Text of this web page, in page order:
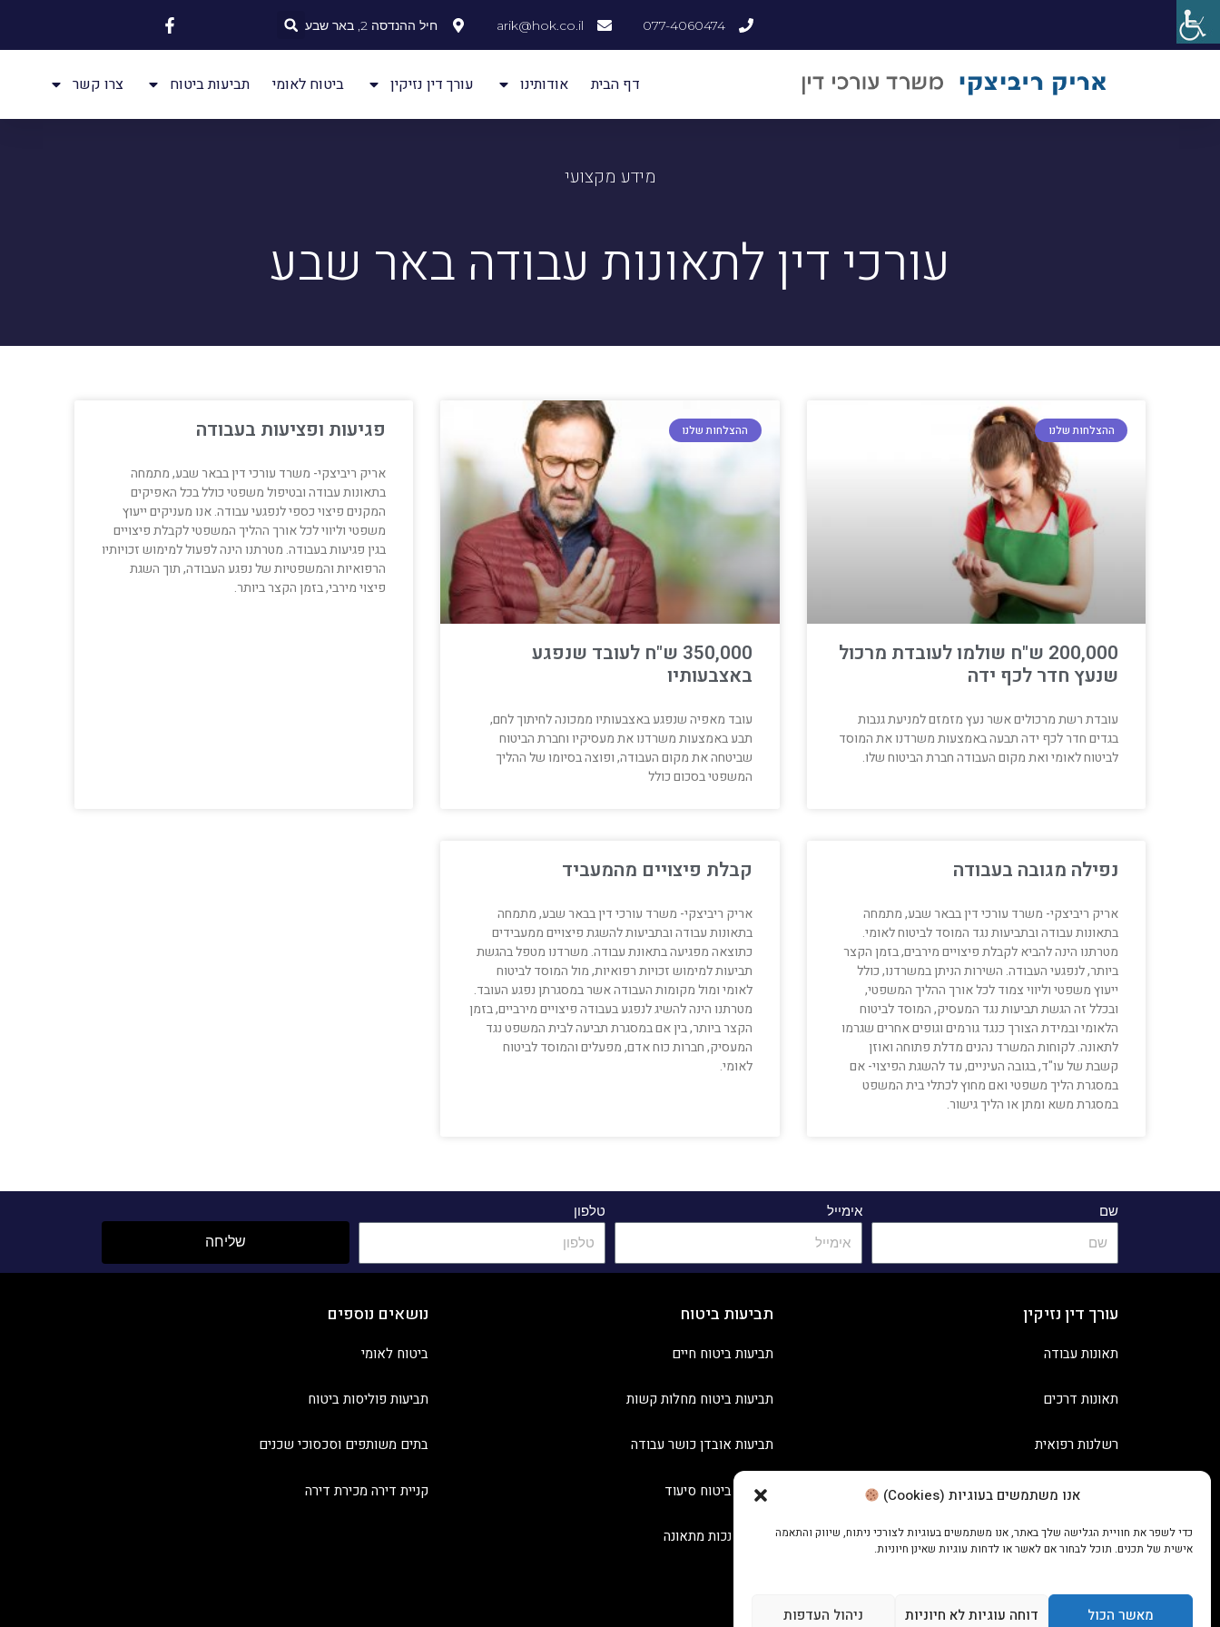
אנו משתמשים בעוגיות (Cookies)
כדי לשפר את חוויית הגלישה שלך באתר, אנו משתמשים בעוגיות לצורכי ניתוח, שיווק והתאמה
אישית של תכנים. תוכל לבחור אם לאשר או לדחות עוגיות שאינן חיוניות.
מאשר הכול דוחה עוגיות לא חיוניות ניהול העדפות
077-4060474
arik@hok.co.il חיל ההנדסה 2, באר שבע
דף הבית אודותינו עורך דין נזיקין ביטוח לאומי תביעות ביטוח צרו קשר
מידע מקצועי
עורכי דין לתאונות עבודה באר שבע
ההצלחות שלנו
200,000 ש"ח שולמו לעובדת מרכול
שנעץ חדר לכף ידה
עובדת רשת מרכולים אשר נעץ מזמזם למניעת גנבות
בגדים חדר לכף ידה תבעה באמצעות משרדנו את המוסד
לביטוח לאומי ואת מקום העבודה חברת הביטוח שלו.
ההצלחות שלנו
350,000 ש"ח לעובד שנפגע
באצבעותיו
עובד מאפיה שנפגע באצבעותיו ממכונה לחיתוך לחם,
תבע באמצעות משרדנו את מעסיקיו וחברת הביטוח
שביטחה את מקום העבודה, ופוצה בסיומו של ההליך
המשפטי בסכום כולל
פגיעות ופציעות בעבודה
אריק ריביצקי- משרד עורכי דין בבאר שבע, מתמחה
בתאונות עבודה ובטיפול משפטי כולל בכל האפיקים
המקנים פיצוי כספי לנפגעי עבודה. אנו מעניקים ייעוץ
משפטי וליווי לכל אורך ההליך המשפטי לקבלת פיצויים
בגין פגיעות בעבודה. מטרתנו הינה לפעול למימוש זכויותיו
הרפואיות והמשפטיות של נפגע העבודה, תוך השגת
פיצוי מירבי, בזמן הקצר ביותר.
נפילה מגובה בעבודה
אריק ריביצקי- משרד עורכי דין בבאר שבע, מתמחה
בתאונות עבודה ובתביעות נגד המוסד לביטוח לאומי.
מטרתנו הינה להביא לקבלת פיצויים מירבים, בזמן הקצר
ביותר, לנפגעי העבודה. השירות הניתן במשרדנו, כולל
ייעוץ משפטי וליווי צמוד לכל אורך ההליך המשפטי,
ובכלל זה הגשת תביעות נגד המעסיק, המוסד לביטוח
הלאומי ובמידת הצורך כנגד גורמים וגופים אחרים שגרמו
לתאונה. לקוחות המשרד נהנים מדלת פתוחה ואוזן
קשבת של עו"ד, בגובה העיניים, עד להשגת הפיצוי- אם
במסגרת הליך משפטי ואם מחוץ לכתלי בית המשפט
במסגרת משא ומתן או הליך גישור.
קבלת פיצויים מהמעביד
אריק ריביצקי- משרד עורכי דין בבאר שבע, מתמחה
בתאונות עבודה ובתביעות להשגת פיצויים ממעבידים
כתוצאה מפגיעה בתאונת עבודה. משרדנו מטפל בהגשת
תביעות למימוש זכויות רפואיות, מול המוסד לביטוח
לאומי ומול מקומות העבודה אשר במסגרתן נפגע העובד.
מטרתנו הינה להשיג לנפגע בעבודה פיצויים מירביים, בזמן
הקצר ביותר, בין אם במסגרת תביעה לבית המשפט נגד
המעסיק, חברות כוח אדם, מפעלים והמוסד לביטוח
לאומי.
שם אימייל טלפון
שליחה
עורך דין נזיקין
תאונות עבודה
תאונות דרכים
רשלנות רפואית
תביעות ביטוח
תביעות ביטוח חיים
תביעות ביטוח מחלות קשות
תביעות אובדן כושר עבודה
תביעות ביטוח סיעוד
תביעות נכות מתאונה
נושאים נוספים
ביטוח לאומי
תביעות פוליסות ביטוח
בתים משותפים וסכסוכי שכנים
קניית דירה מכירת דירה